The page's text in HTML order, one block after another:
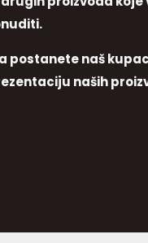
postanete naš
naših